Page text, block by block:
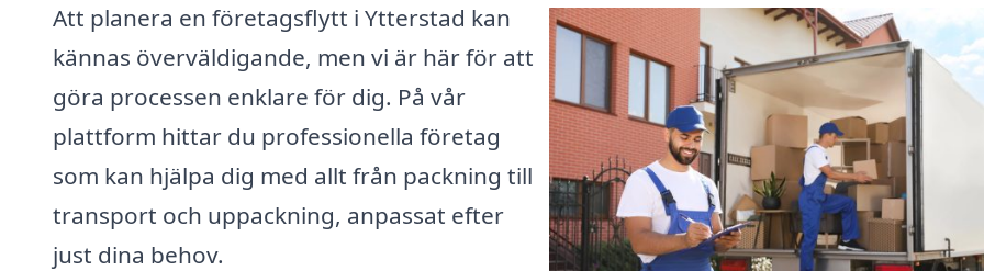
Att planera en företagsflytt i Ytterstad kan
kännas överväldigande, men vi är här för att
göra processen enklare för dig. På vår
plattform hittar du professionella företag
som kan hjälpa dig med allt från packning till
transport och uppackning, anpassat efter
just dina behov.